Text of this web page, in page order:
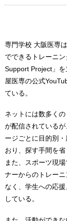
専門学校 大阪医専
でできるトレーニ
Support Project」
屋医専の公式
ている。
ネットには数多く
が配信されている
ージごとに目的別
おり、探す手間を省
また、スポーツ現
ナーからのトレー
なく、学生への応
している。